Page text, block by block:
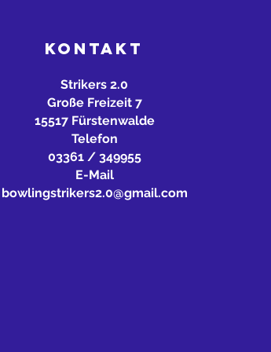
KONTAKT
Strikers 2.0
Große Freizeit 7
15517 Fürstenwalde
Telefon
03361 / 349955
E-Mail
bowlingstrikers2.0@gmail.com